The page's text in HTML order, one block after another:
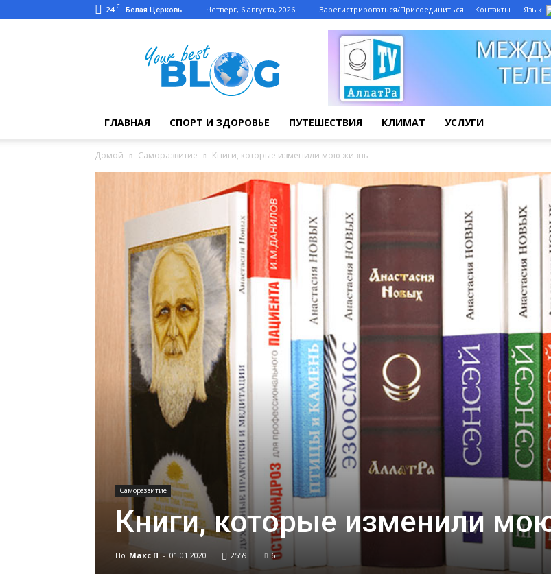
24 C Белая Церковь Четверг, 6 августа, 2026 Зарегистрироваться/Присоединиться Контакты Язык:
лучший
блог
ГЛАВНАЯ СПОРТ И ЗДОРОВЬЕ ПУТЕШЕСТВИЯ КЛИМАТ УСЛУГИ
Домой Саморазвитие Книги, которые изменили мою жизнь
Саморазвитие
Книги, которые изменили
По Макс П - 01.01.2020 2559 6